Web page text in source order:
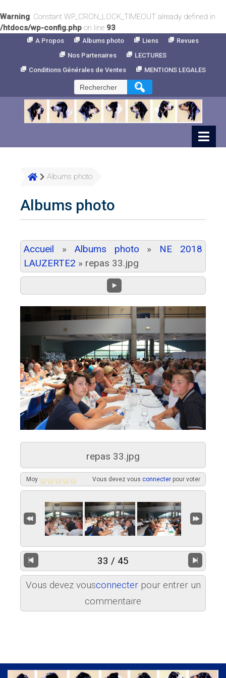
Warning: Constant WP_CRON_LOCK_TIMEOUT already defined in
/htdocs/wp-config.php on line 93
A Propos Albums photo Liens
Revues
Nos Partenaires
LECTURES
Conditions Générales de Ventes
MENTIONS LEGALES
Rechercher :
Albums photo
Albums photo
Accueil » Albums photo » NE 2018
LAUZERTE2 » repas 33.jpg
repas 33.jpg
Moy Vous devez vous connecterpour voter
33 / 45
Vous devez vousconnecterpour entrer un
commentaire